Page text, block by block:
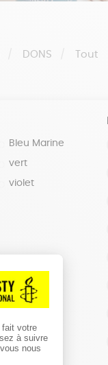
DONS Tout
Bleu Marine
vert
violet